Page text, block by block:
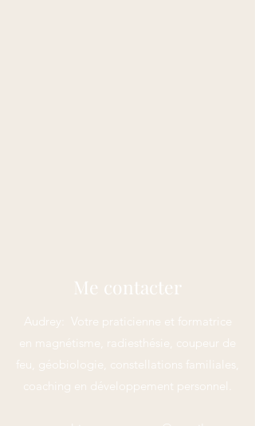
Me contacter
Audrey: Votre praticienne et formatrice
en magnétisme, radiesthésie, coupeur de
feu, géobiologie, constellations familiales,
coaching en développement personnel.